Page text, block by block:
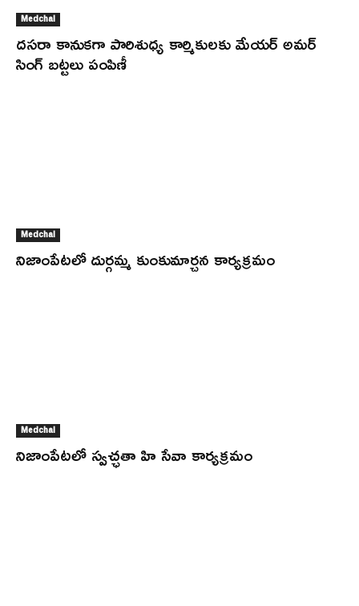
Medchal
దసరా కానుకగా పారిశుధ్య కార్మికులకు మేయర్ అమర్
సింగ్ బట్టలు పంపిణీ
Medchal
నిజాంపేటలో దుర్గమ్మ కుంకుమార్చన కార్యక్రమం
Medchal
నిజాంపేటలో స్వచ్ఛతా హి సేవా కార్యక్రమం